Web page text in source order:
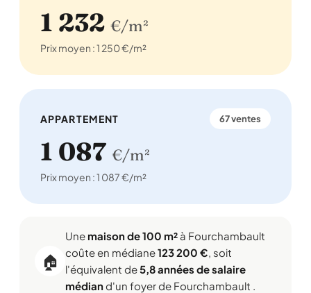
1 232 €/m²
Prix moyen : 1 250 €/m²
APPARTEMENT 67 ventes
1 087 €/m²
Prix moyen : 1 087 €/m²
🏠
Une maison de 100 m² à Fourchambault
coûte en médiane123 200 €, soit
l'équivalent de5,8 années de salaire
médiand'un foyer de Fourchambault .